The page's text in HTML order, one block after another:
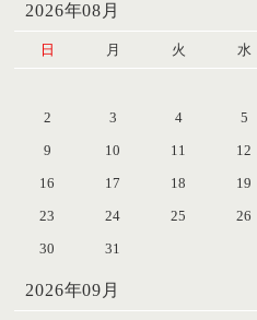
2026年08月
日 月 火 水
2
3 4 5
9
10 11 12
16
17 18 19
23
24 25 26
30
31
2026年09月